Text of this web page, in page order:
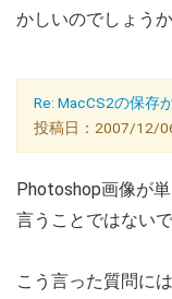
かしいのでしょう
Re: MacCS2の保存
投稿日：2007/12/
Photoshop画像が
言うことではない
こう言った質問に